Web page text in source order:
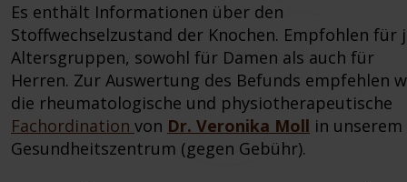
Es enthält Informationen über den
Stoffwechselzustand der Knochen. Empfohlen für
Altersgruppen, sowohl für Damen als auch für
Herren. Zur Auswertung des Befunds empfehlen
die rheumatologische und physiotherapeutische
Fachordination von Dr. Veronika Moll in unserem
Gesundheitszentrum (gegen Gebühr).